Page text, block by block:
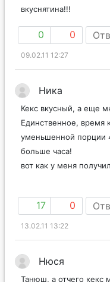
вкуснятина!!!
0 0
09.02.11 12:27
Ника
Кекс вкусный, а еще
Единственное, время
уменьшенной порции
больше часа!
вот как у меня
17 0
13.02.11 13:22
Нюся
Танюш, а отчего кекс